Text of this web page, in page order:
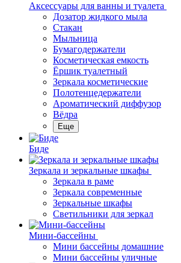
Аксессуары для ванны и туалета
Дозатор жидкого мыла
Стакан
Мыльница
Бумагодержатели
Косметическая емкость
Ёршик туалетный
Зеркала косметические
Полотенцедержатели
Ароматический диффузор
Вёдра
Еще
Биде
Зеркала и зеркальные шкафы
Зеркала в раме
Зеркала современные
Зеркальные шкафы
Светильники для зеркал
Мини-бассейны
Мини бассейны домашние
Мини бассейны уличные